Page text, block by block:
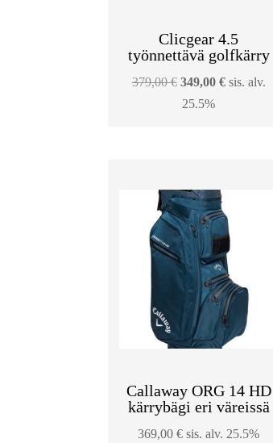
Clicgear 4.5
työnnettävä golfkärry
379,00€ Alkuperäinen
hinta
349,00 €Nykyinen
sis. alv.
25.5%
Callaway ORG 14 HD
kärrybägi eri väreissä
369,00€ sis. alv. 25.5%